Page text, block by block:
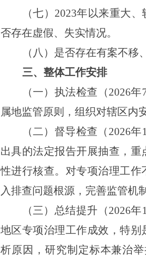
（七） 2023年以来重大
否存在虚假、失实情况。
（八）是否存在有案不
三、整体工作安排
（一）执法检查（2026
属地监管原则，组织对辖区内
（二）督导检查（ 2026
出具的法定报告开展抽查，
性进行核查。对专项治理工
入排查问题根源，完善监管机
（三）总结提升（2026年
地区专项治理工作成效，特
析原因，研究制定标本兼治